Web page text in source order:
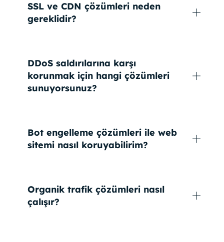
SSL ve CDN çözümleri neden
gereklidir?
DDoS saldırılarına karşı
korunmak için hangi çözümleri
sunuyorsunuz?
Bot engelleme çözümleri ile web
sitemi nasıl koruyabilirim?
Organik trafik çözümleri nasıl
çalışır?